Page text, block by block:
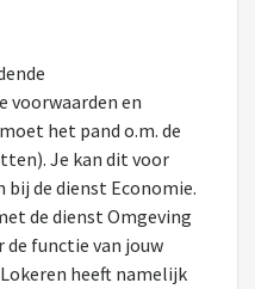
voorwaarden en
het pand o.m. de
Je kan dit voor
bij de dienst Economie.
de dienst Omgeving
de functie van jouw
heeft namelijk